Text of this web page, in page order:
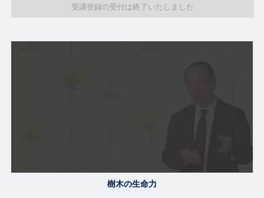
受講登録の受付は終了いたしました
樹木の生命力